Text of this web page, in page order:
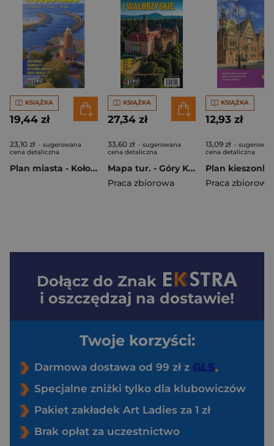
KSIĄŻKA
19,44 zł
23,10 zł - sugerowana
cena detaliczna
Plan miasta - Kołobrzeg i Ustronie Morskie 1:10000
KSIĄŻKA
27,34 zł
33,60 zł - sugerowana
cena detaliczna
Mapa tur. - Góry Kamienne i Wałbrzyskie lam
Praca zbiorowa
KSIĄŻKA
12,93 zł
13,09 zł -
cena detaliczna
Praca zbiorowa
Dołącz do Znak
i oszczędzaj na dostawie!
Twoje korzyści:
Darmowa dostawa od 99 zł z
Specjalne zniżki tylko dla klubowiczów
Pakiet zakładek Art Ladies za 1 zł
Brak opłat za uczestnictwo